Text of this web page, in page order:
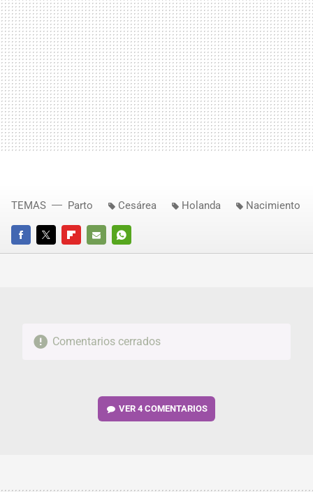
FACEBOOKTWITTERFLIPBOARD
E-
WHATSAPP
TEMAS Parto Cesárea Holanda Nacimiento
Comentarios cerrados
VER4 COMENTARIOS